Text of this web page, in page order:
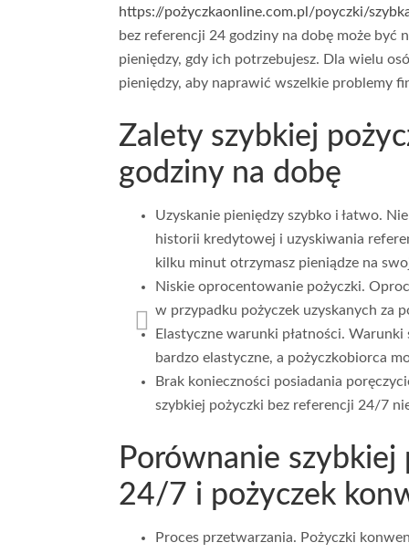
https://pożyczkaonline.com.pl/poyczki/
bez referencji 24 godziny na dobę może być
pieniędzy, gdy ich potrzebujesz. Dla wielu
pieniędzy, aby naprawić wszelkie problemy
Zalety szybkiej
godziny na dobę
Uzyskanie pieniędzy szybko i łatwo.
historii kredytowej i uzyskiwania
kilku minut otrzymasz pieniądze na
Niskie oprocentowanie pożyczki.
w przypadku pożyczek uzyskanych
Elastyczne warunki płatności.
bardzo elastyczne, a pożyczkobiorca
Brak konieczności posiadania
szybkiej pożyczki bez referencji 24/7
Porównanie
24/7 i pożyczek
Proces przetwarzania. Pożyczki